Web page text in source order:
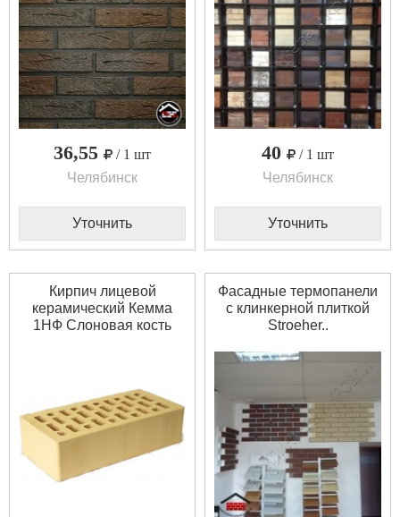
36,55
/ 1 шт
Челябинск
Уточнить
40
/ 1 шт
Челябинск
Уточнить
Кирпич лицевой
керамический Кемма
1НФ Слоновая кость
Фасадные термопанели
с клинкерной плиткой
Stroeher..